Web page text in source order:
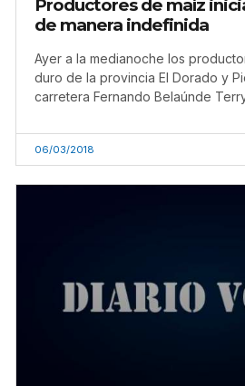
Productores de maíz
de manera indefinida
Ayer a la medianoche los
duro de la provincia El Dorado y
carretera Fernando Belaúnde
06/03/2018